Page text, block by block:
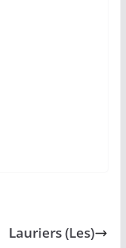
Lauriers (Les)